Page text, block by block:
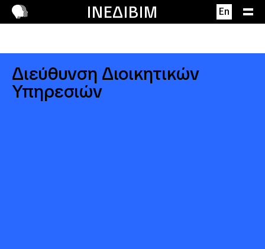
ΙΝΕΔΙΒΙΜ En
Επικοινωνία
Διεύθυνση Διοικητικών
Υπηρεσιών